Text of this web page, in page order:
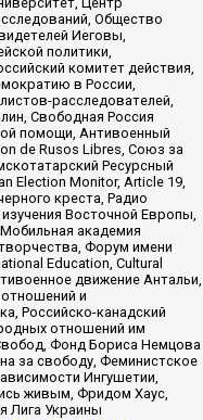
Общество
Иеговы,
политики,
комитет действия,
в России,
расследователей,
Свободная Россия
помощи, Антивоенный
de Rusos Libres, Союз за
Ресурсный
Election Monitor, Article 19,
креста, Радио
Восточной Европы,
академия
Форум имени
Education, Cultural
движение Антальи,
и
Российско-канадский
отношений им
Фонд Бориса Немцова
за свободу, Феминистское
Ингушетии,
живым, Фридом Хаус,
Лига Украины